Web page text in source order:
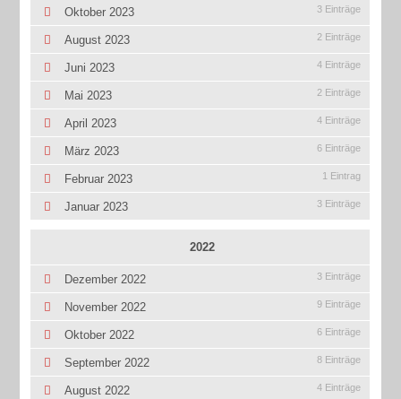
Oktober 2023 3 Einträge
August 2023 2 Einträge
Juni 2023 4 Einträge
Mai 2023 2 Einträge
April 2023 4 Einträge
März 2023 6 Einträge
Februar 2023 1 Eintrag
Januar 2023 3 Einträge
2022
Dezember 2022 3 Einträge
November 2022 9 Einträge
Oktober 2022 6 Einträge
September 2022 8 Einträge
August 2022 4 Einträge